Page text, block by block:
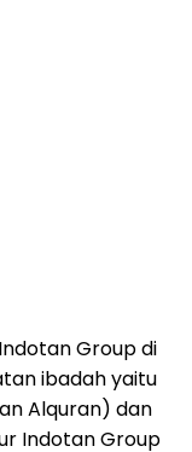
Group di
ibadah yaitu
Alquran) dan
Indotan Group